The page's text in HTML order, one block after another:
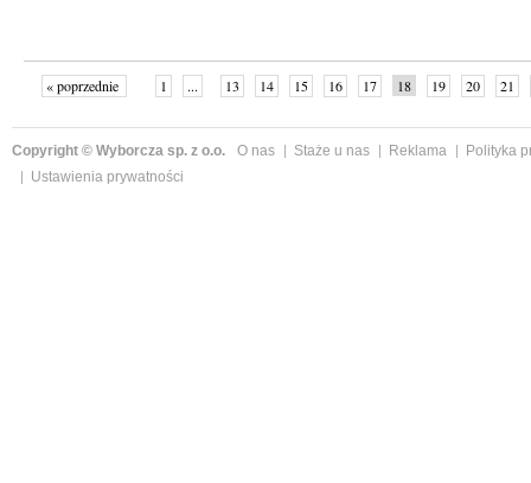
« poprzednie 1 ... 13 14 15 16 17 18 19 20
21
Copyright © Wyborcza sp. z o.o. O nas Staże u nas Reklama
Polityka
Ustawienia prywatności